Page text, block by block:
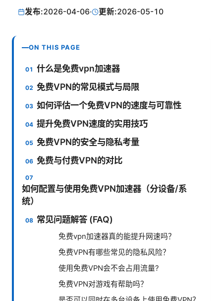
发布:2026-04-06· 更新:2026-05-10
ON THIS PAGE
什么是免费vpn加速器
免费VPN的常见模式与局限
如何评估一个免费VPN的速度与可靠性
提升免费VPN速度的实用技巧
免费VPN的安全与隐私考量
免费与付费VPN的对比
如何配置与使用免费VPN加速器（分设备/系
统）
常见问题解答 (FAQ)
免费vpn加速器真的能提升网速吗？
免费VPN有哪些常见的隐私风险？
使用免费VPN会不会占用流量?
免费VPN对游戏有帮助吗？